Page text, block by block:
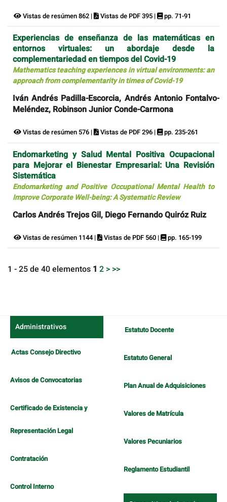
Vistas de resúmen 862 | Vistas de PDF 395 | pp. 71-91
Experiencias de enseñanza de las matemáticas en
entornos virtuales: un abordaje desde la
complementariedad en tiempos del Covid-19
Mathematics teaching experiences in virtual environments: an
approach from complementarity in times of Covid-19
Iván Andrés Padilla-Escorcia, Andrés Antonio Fontalvo-
Meléndez, Robinson Junior Conde-Carmona
Vistas de resúmen 576 | Vistas de PDF 296 | pp. 235-261
Endomarketing y Salud Mental Positiva Ocupacional
para Mejorar el Bienestar Empresarial: Una Revisión
Sistemática
Endomarketing and Positive Occupational Mental Health to
Improve Corporate Well-being: A Systematic Review
Carlos Andrés Trejos Gil, Diego Fernando Quiróz Ruiz
Vistas de resúmen 1144 | Vistas de PDF 560 | pp. 165-199
1 - 25 de 40 elementos 1 2 > >>
Administrativos
Actas Consejo Directivo
Avisos de Convocatorias
Certificado de Existencia y
Representación Legal
Contratación
Control Interno
Estatuto Docente
Estatuto General
Plan Anual de Adquisiciones
Valores de Matrícula
Valores Pecuniarios
Reglamento Estudiantil